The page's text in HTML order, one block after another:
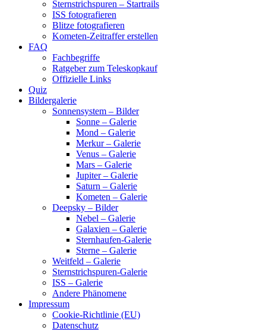
Sternstrichspuren – Startrails
ISS fotografieren
Blitze fotografieren
Kometen-Zeitraffer erstellen
FAQ
Fachbegriffe
Ratgeber zum Teleskopkauf
Offizielle Links
Quiz
Bildergalerie
Sonnensystem – Bilder
Sonne – Galerie
Mond – Galerie
Merkur – Galerie
Venus – Galerie
Mars – Galerie
Jupiter – Galerie
Saturn – Galerie
Kometen – Galerie
Deepsky – Bilder
Nebel – Galerie
Galaxien – Galerie
Sternhaufen-Galerie
Sterne – Galerie
Weitfeld – Galerie
Sternstrichspuren-Galerie
ISS – Galerie
Andere Phänomene
Impressum
Cookie-Richtlinie (EU)
Datenschutz